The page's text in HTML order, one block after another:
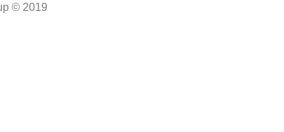
2019 © All rights reserved to The Naveh Shuster Group